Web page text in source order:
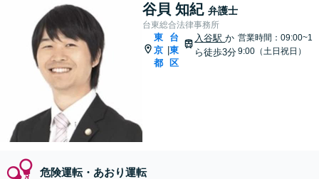
谷貝 知紀 弁護士
台東総合法律事務所
東
京
都
|
台
東
区
入谷駅か
ら徒歩3分
営業時間：09:00~1
9:00（土日祝日）
危険運転・あおり運転